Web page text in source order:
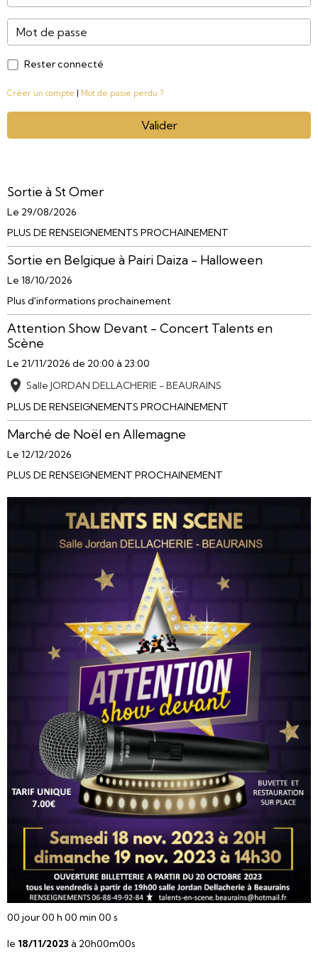
Rester connecté
Créer un compte Mot de passe perdu ?
Valider
Sortie à St Omer
Le 29/08/2026
PLUS DE RENSEIGNEMENTS PROCHAINEMENT
Sortie en Belgique à Pairi Daiza - Halloween
Le 18/10/2026
Plus d'informations prochainement
Attention Show Devant - Concert Talents en
Scène
Le 21/11/2026 de 20:00 à 23:00
Salle JORDAN DELLACHERIE - BEAURAINS
PLUS DE RENSEIGNEMENTS PROCHAINEMENT
Marché de Noël en Allemagne
Le 12/12/2026
PLUS DE RENSEIGNEMENT PROCHAINEMENT
00 jour00 h 00 min 00 s
le 18/11/2023 à 20h00m00s